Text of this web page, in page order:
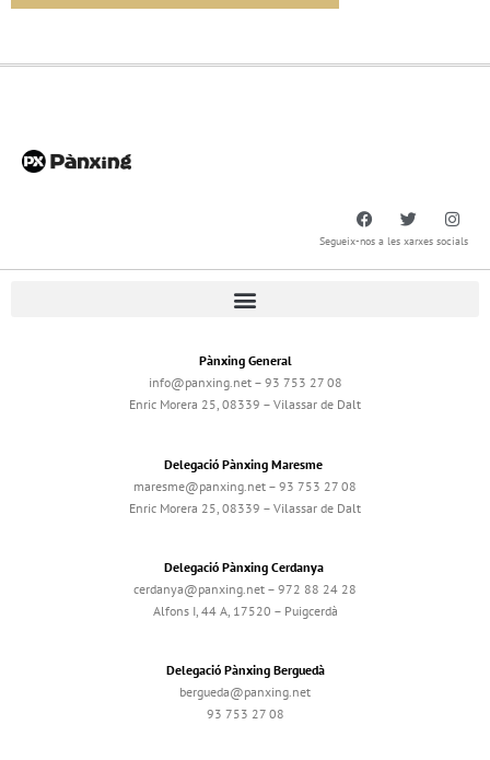
Segueix-nos a les xarxes socials
Pànxing General
info@panxing.net – 93 753 27 08
Enric Morera 25, 08339 – Vilassar de Dalt
Delegació Pànxing Maresme
maresme@panxing.net – 93 753 27 08
Enric Morera 25, 08339 – Vilassar de Dalt
Delegació Pànxing Cerdanya
cerdanya@panxing.net – 972 88 24 28
Alfons I, 44 A, 17520 – Puigcerdà
Delegació Pànxing Berguedà
bergueda@panxing.net
93 753 27 08